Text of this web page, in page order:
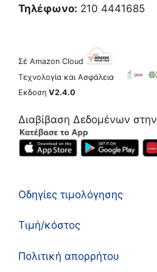
Τηλέφωνο: 210 4441685
Σέ Amazon Cloud
Τεχνολογία και Ασφάλεια
Εκδοση V2.4.0
Διαβίβαση Δεδομένων στην
Οδηγίες τιμολόγησης
Τιμή/κόστος
Πολιτική απορρήτου